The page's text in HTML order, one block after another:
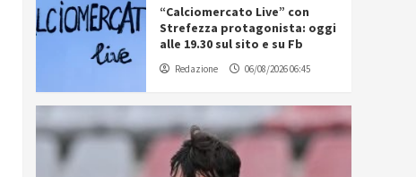
“Calciomercato Live” con
Strefezza protagonista: oggi
alle 19.30 sul sito e su Fb
Redazione 06/08/2026 06:45